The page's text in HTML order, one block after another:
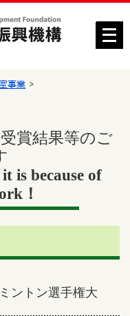
メ
ニ
事業
賞結果等のご
is because of
！
ントン選手権大